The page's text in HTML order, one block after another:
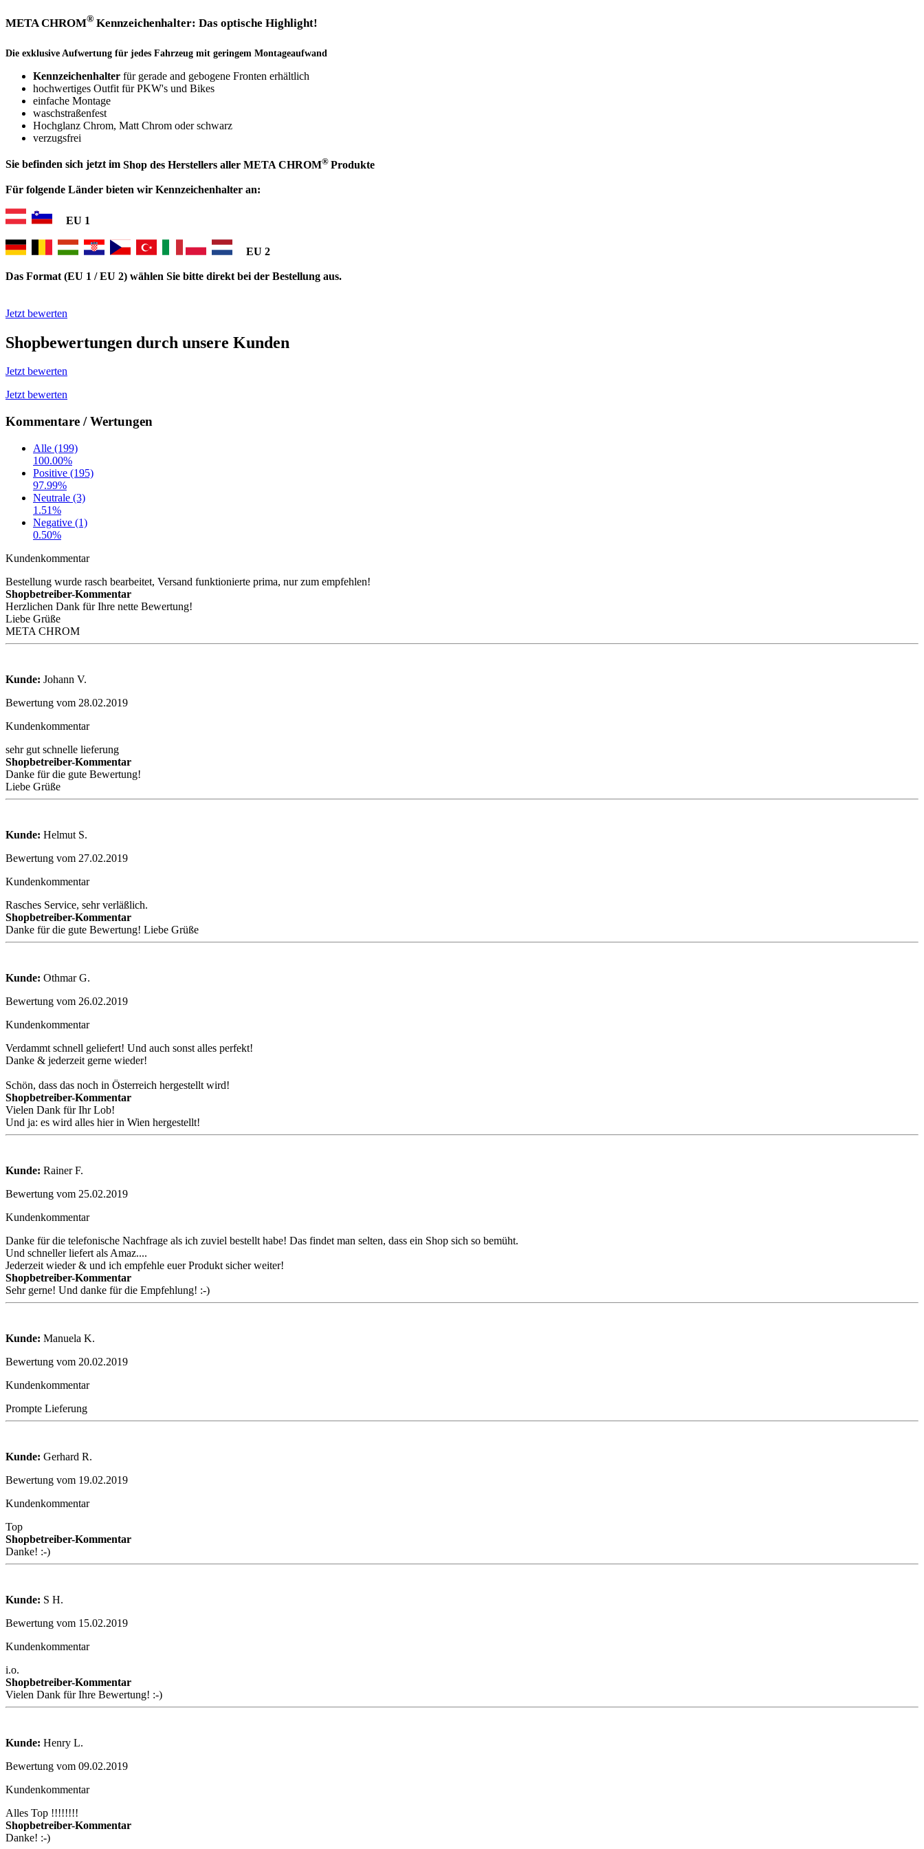
META CHROM® Kennzeichenhalter: Das optische Highlight!
Die exklusive Aufwertung für jedes Fahrzeug mit geringem Montageaufwand
Kennzeichenhalter für gerade and gebogene Fronten erhältlich
hochwertiges Outfit für PKW's und Bikes
einfache Montage
waschstraßenfest
Hochglanz Chrom, Matt Chrom oder schwarz
verzugsfrei
Sie befinden sich jetzt im Shop des Herstellers aller META CHROM® Produkte
Für folgende Länder bieten wir Kennzeichenhalter an:
EU 1
EU 2
Das Format (EU 1 / EU 2) wählen Sie bitte direkt bei der Bestellung aus.
Jetzt bewerten
Shopbewertungen durch unsere Kunden
Jetzt bewerten
Jetzt bewerten
Kommentare / Wertungen
Alle (199)
100.00%
Positive (195)
97.99%
Neutrale (3)
1.51%
Negative (1)
0.50%
Kundenkommentar
Bestellung wurde rasch bearbeitet, Versand funktionierte prima, nur zum empfehlen!
Shopbetreiber-Kommentar
Herzlichen Dank für Ihre nette Bewertung!
Liebe Grüße
META CHROM
Kunde: Johann V.
Bewertung vom 28.02.2019
Kundenkommentar
sehr gut schnelle lieferung
Shopbetreiber-Kommentar
Danke für die gute Bewertung!
Liebe Grüße
Kunde: Helmut S.
Bewertung vom 27.02.2019
Kundenkommentar
Rasches Service, sehr verläßlich.
Shopbetreiber-Kommentar
Danke für die gute Bewertung! Liebe Grüße
Kunde: Othmar G.
Bewertung vom 26.02.2019
Kundenkommentar
Verdammt schnell geliefert! Und auch sonst alles perfekt!
Danke & jederzeit gerne wieder!
Schön, dass das noch in Österreich hergestellt wird!
Shopbetreiber-Kommentar
Vielen Dank für Ihr Lob!
Und ja: es wird alles hier in Wien hergestellt!
Kunde: Rainer F.
Bewertung vom 25.02.2019
Kundenkommentar
Danke für die telefonische Nachfrage als ich zuviel bestellt habe! Das findet man selten, dass ein Shop sich so bemüht.
Und schneller liefert als Amaz....
Jederzeit wieder & und ich empfehle euer Produkt sicher weiter!
Shopbetreiber-Kommentar
Sehr gerne! Und danke für die Empfehlung! :-)
Kunde: Manuela K.
Bewertung vom 20.02.2019
Kundenkommentar
Prompte Lieferung
Kunde: Gerhard R.
Bewertung vom 19.02.2019
Kundenkommentar
Top
Shopbetreiber-Kommentar
Danke! :-)
Kunde: S H.
Bewertung vom 15.02.2019
Kundenkommentar
i.o.
Shopbetreiber-Kommentar
Vielen Dank für Ihre Bewertung! :-)
Kunde: Henry L.
Bewertung vom 09.02.2019
Kundenkommentar
Alles Top !!!!!!!!
Shopbetreiber-Kommentar
Danke! :-)